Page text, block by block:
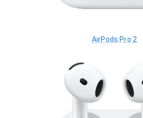
AirPods Pro 2